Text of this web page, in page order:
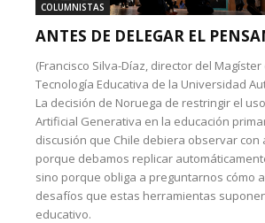
COLUMNISTAS
ANTES DE DELEGAR EL
(Francisco Silva-Díaz, director del
Tecnología Educativa de la Universidad
La decisión de Noruega de restringir el
Artificial Generativa en la educación
discusión que Chile debiera observar con
porque debamos replicar
sino porque obliga a preguntarnos cómo
desafíos que estas herramientas
educativo.